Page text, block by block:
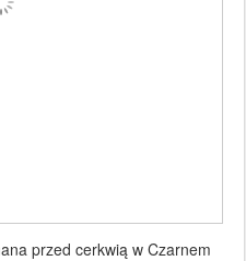
przed cerkwią w Czarnem